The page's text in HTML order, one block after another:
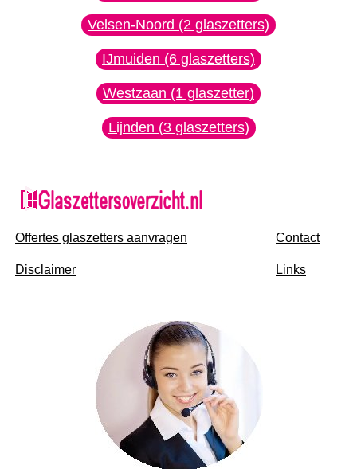
Velsen-Noord (2 glaszetters)
IJmuiden (6 glaszetters)
Westzaan (1 glaszetter)
Lijnden (3 glaszetters)
Offertes glaszetters aanvragen
Disclaimer
Contact
Links